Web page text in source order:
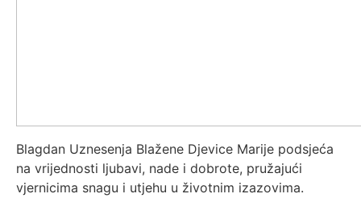
Blagdan Uznesenja Blažene Djevice Marije podsjeća
na vrijednosti ljubavi, nade i dobrote, pružajući
vjernicima snagu i utjehu u životnim izazovima.